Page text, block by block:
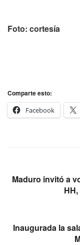
Foto: cortesía
Comparte esto:
Facebook
Maduro invitó a
Inaugurada la